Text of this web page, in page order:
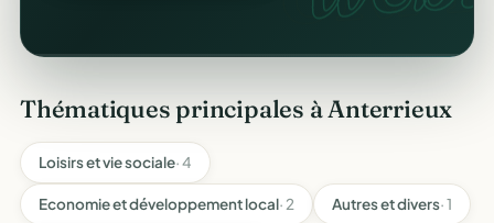
Thématiques principales à Anterrieux
Loisirs et vie sociale· 4
Economie et développement local· 2 Autres et divers· 1